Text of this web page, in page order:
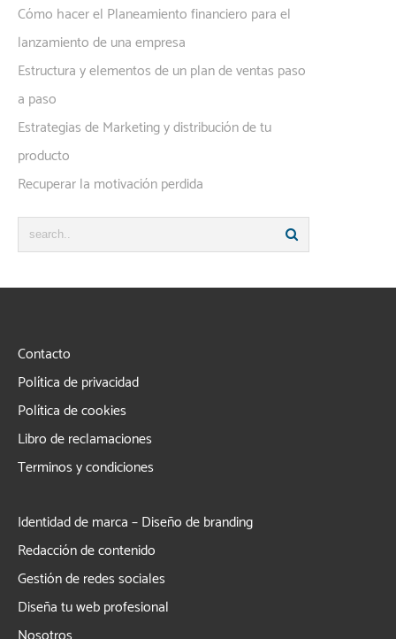
Cómo hacer el Planeamiento financiero para el
lanzamiento de una empresa
Estructura y elementos de un plan de ventas paso
a paso
Estrategias de Marketing y distribución de tu
producto
Recuperar la motivación perdida
Contacto
Política de privacidad
Política de cookies
Libro de reclamaciones
Terminos y condiciones
Identidad de marca – Diseño de branding
Redacción de contenido
Gestión de redes sociales
Diseña tu web profesional